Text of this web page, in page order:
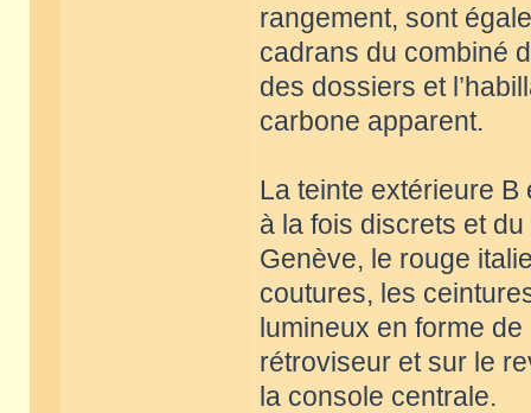
rangement, sont
cadrans du combiné
des dossiers et
carbone apparent.
La teinte extérieure B
à la fois discrets et
Genève, le rouge
coutures, les
lumineux en forme
rétroviseur et sur le
la console centrale.